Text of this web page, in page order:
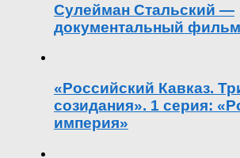
Сулейман Стальский —
документальный фильм
«Российский Кавказ.
созидания». 1 серия:
империя»